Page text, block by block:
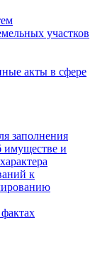
участков
акты в сфере
заполнения
имуществе и
к